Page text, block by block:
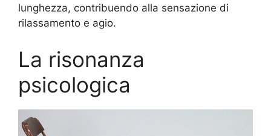
lunghezza, contribuendo alla sensazione di
rilassamento e agio.
La risonanza
psicologica